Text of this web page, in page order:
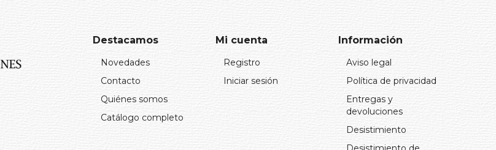
Destacamos
Novedades
Contacto
Quiénes somos
Catálogo completo
Mi cuenta
Registro
Iniciar sesión
Información
Aviso legal
Política de privacidad
Entregas y
devoluciones
Desistimiento